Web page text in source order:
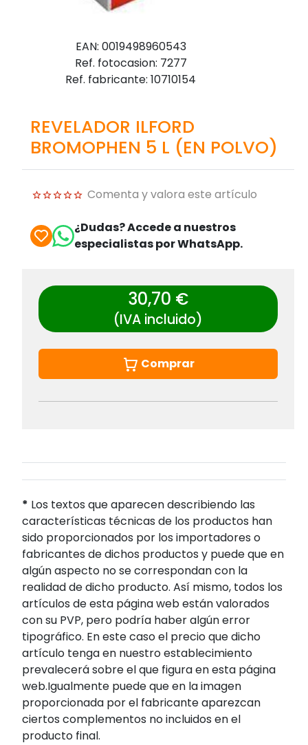
EAN: 0019498960543
Ref. fotocasion: 7277
Ref. fabricante: 10710154
REVELADOR ILFORD
BROMOPHEN 5 L (EN POLVO)
Comenta y valora este artículo
¿Dudas? Accede a nuestros
especialistas por WhatsApp.
30,70 €
(IVA incluido)
Comprar
* Los textos que aparecen describiendo las
características técnicas de los productos han
sido proporcionados por los importadores o
fabricantes de dichos productos y puede que en
algún aspecto no se correspondan con la
realidad de dicho producto. Así mismo, todos los
artículos de esta página web están valorados
con su PVP, pero podría haber algún error
tipográfico. En este caso el precio que dicho
artículo tenga en nuestro establecimiento
prevalecerá sobre el que figura en esta página
web.Igualmente puede que en la imagen
proporcionada por el fabricante aparezcan
ciertos complementos no incluidos en el
producto final.